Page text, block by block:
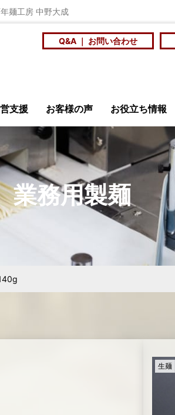
麺工房 中野大成
Q&A ｜ お問い合わせ
安全・衛星管理と社員教育
ラーメン用食材
支援
社員食堂や学食の
メニューをご検討の方
お客様の声 お役立ち情報
ニュース
商品開発研究会
安
中野大成100年の歩み 直営
業務用製麺
生麺